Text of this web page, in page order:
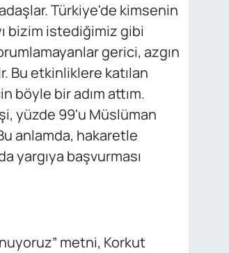
Türkiye'de kimsenin
bizim istediğimiz gibi
gerici, azgın
Bu etkinliklere katılan
böyle bir adım attım.
yüzde 99'u Müslüman
anlamda, hakaretle
yargıya başvurması
metni, Korkut